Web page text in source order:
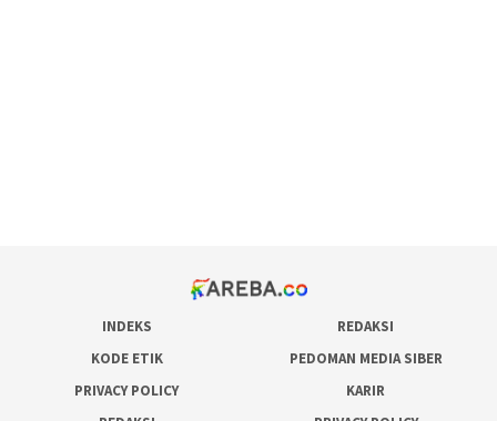
INDEKS
REDAKSI
KODE ETIK
PEDOMAN MEDIA SIBER
PRIVACY POLICY
KARIR